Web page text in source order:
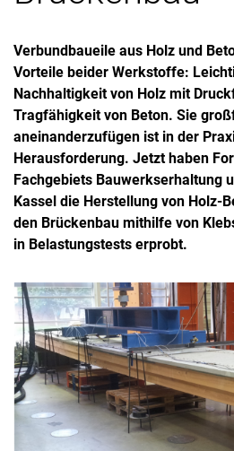
Verbundbaueile aus Holz und
Vorteile beider Werkstoffe:
Nachhaltigkeit von Holz mit
Tragfähigkeit von Beton. Sie
aneinanderzufügen ist in der
Herausforderung. Jetzt haben
Fachgebiets Bauwerkserhaltung
Kassel die Herstellung von Holz-
den Brückenbau mithilfe von
in Belastungstests erprobt.